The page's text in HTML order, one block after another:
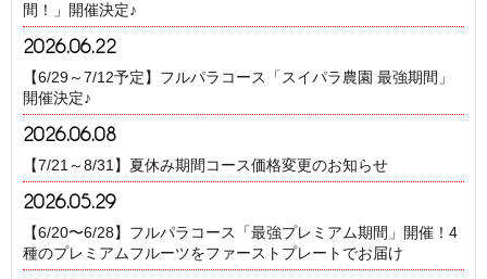
間！」開催決定♪
2026.06.22
【6/29～7/12予定】フルパラコース「スイパラ農園 最強期間」
開催決定♪
2026.06.08
【7/21～8/31】夏休み期間コース価格変更のお知らせ
2026.05.29
【6/20〜6/28】フルパラコース「最強プレミアム期間」開催！4
種のプレミアムフルーツをファーストプレートでお届け